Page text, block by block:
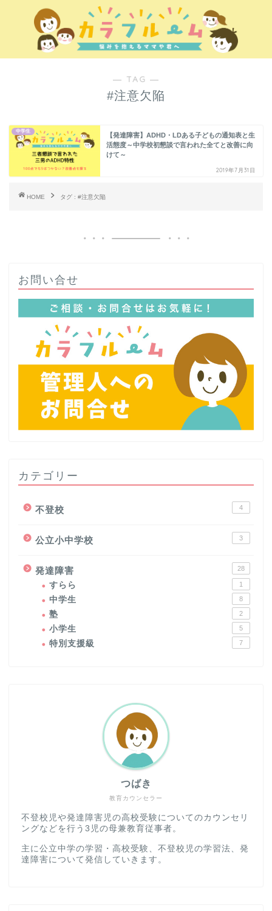
― TAG ―
#注意欠陥
中学生
【発達障害】ADHD・LDある子どもの通知表と生
活態度～中学校初懇談で言われた全てと改善に向
けて～
2019年7月31日
HOME タグ : #注意欠陥
お問い合せ
カテゴリー
不登校 4
公立小中学校 3
発達障害 28
すらら 1
中学生 8
塾 2
小学生 5
特別支援級 7
教育カウンセラー
つばき
不登校児や発達障害児の高校受験についてのカウンセリ
ングなどを行う3児の母兼教育従事者。
主に公立中学の学習・高校受験、不登校児の学習法、発
達障害について発信していきます。